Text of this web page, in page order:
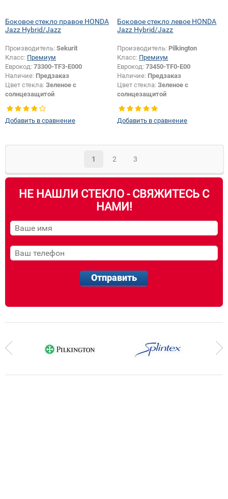
Боковое стекло правое HONDA
Jazz Hybrid/Jazz
Производитель: Sekurit
Класс: Премиум
Еврокод: 73300-TF3-E000
Наличие: Предзаказ
Цвет стекла: Зеленое с
солнцезащитой
Тип стекла:Боковое стекло
правое
Добавить в сравнение
Боковое стекло левое HONDA
Jazz Hybrid/Jazz
Производитель: Pilkington
Класс: Премиум
Еврокод:73450-TF0-E00
Наличие: Предзаказ
Цвет стекла:Зеленое с
солнцезащитой
Тип стекла:Боковое стекло левое
Добавить в сравнение
1 2 3
НЕ НАШЛИ СТЕКЛО - СВЯЖИТЕСЬ С
НАМИ!
Отправить